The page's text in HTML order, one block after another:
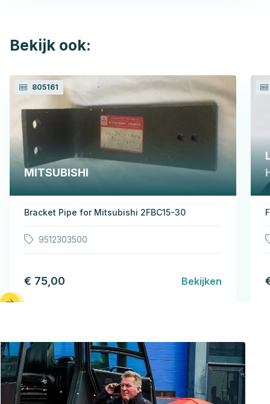
Bekijk ook:
805161
MITSUBISHI
Bracket Pipe for Mitsubishi 2FBC15-30
9512303500
€ 75,00 Bekijken